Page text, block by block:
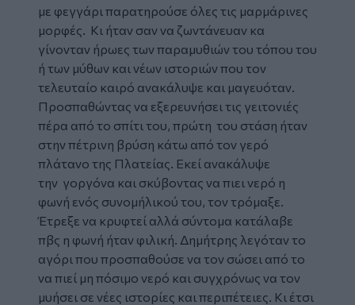
με φεγγάρι παρατηρούσε όλες τις μαρμάρινες
μορφές. Κι ήταν σαν να ζωντάνευαν κα
γίνονταν ήρωες των παραμυθιών του τόπου του
ή των μύθων και νέων ιστοριών που τον
τελευταίο καιρό ανακάλυψε και μαγευόταν.
Προσπαθώντας να εξερευνήσει τις γειτονιές
πέρα από το σπίτι του, πρώτη του στάση ήταν
στην πέτρινη βρύση κάτω από τον γερό
πλάτανο της Πλατείας. Εκεί ανακάλυψε
την γοργόνα και σκύβοντας να πιει νερό η
φωνή ενός συνομήλικού του, τον τρόμαξε.
Έτρεξε να κρυφτεί αλλά σύντομα κατάλαβε
πβς η φωνή ήταν φιλική. Δημήτρης λεγόταν το
αγόρι που προσπαθούσε να τον σώσει από το
να πιεί μη πόσιμο νερό και συγχρόνως να τον
μυήσει σε νέες ιστορίες και περιπέτειες. Κι έτσι